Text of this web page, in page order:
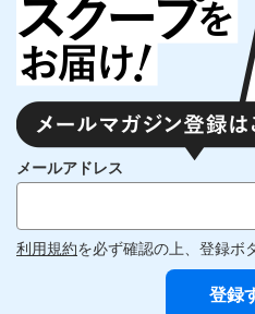
メールアドレス
利用規約を必ず確認の上、登録ボ